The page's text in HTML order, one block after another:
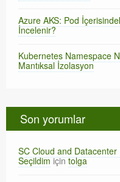
Azure AKS: Pod
İncelenir?
Kubernetes Namespace
Mantıksal İzolasyon
Son yorumlar
SC Cloud and Datacenter
Seçildimiçintolga